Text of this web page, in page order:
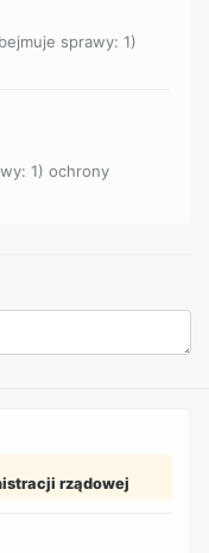
sprawy: 1)
1) ochrony
rządowej